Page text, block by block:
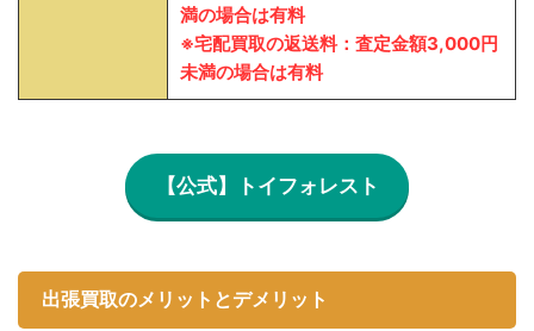
満の場合は有料
※宅配買取の返送料：査定金額3,000円
未満の場合は有料
【公式】トイフォレスト
出張買取のメリットとデメリット